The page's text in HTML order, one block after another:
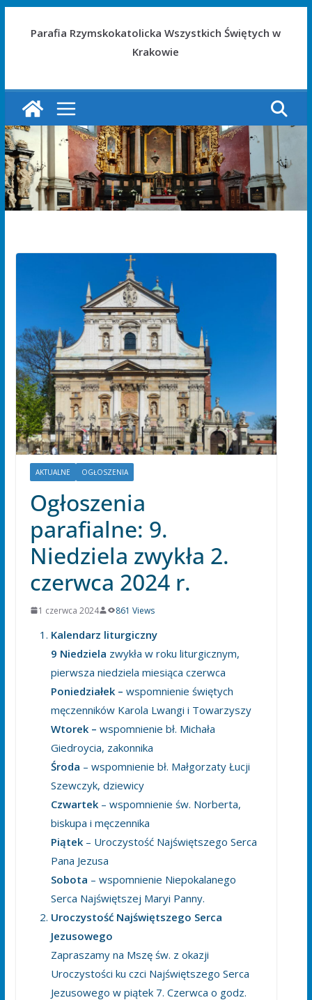
Parafia Rzymskokatolicka Wszystkich Świętych w
Krakowie
AKTUALNE OGŁOSZENIA
Ogłoszenia
parafialne: 9.
Niedziela zwykła 2.
czerwca 2024 r.
1 czerwca 2024 861 Views
Kalendarz liturgiczny
9 Niedziela zwykła w roku liturgicznym,
pierwsza niedziela miesiąca czerwca
Poniedziałek – wspomnienie świętych
męczenników Karola Lwangi i Towarzyszy
Wtorek – wspomnienie bł. Michała
Giedroycia, zakonnika
Środa – wspomnienie bł. Małgorzaty Łucji
Szewczyk, dziewicy
Czwartek – wspomnienie św. Norberta,
biskupa i męczennika
Piątek– Uroczystość Najświętszego Serca
Pana Jezusa
Sobota – wspomnienie Niepokalanego
Serca Najświętszej Maryi Panny.
Uroczystość Najświętszego Serca
Jezusowego
Zapraszamy na Mszę św. z okazji
Uroczystości ku czci Najświętszego Serca
Jezusowego w piątek 7. Czerwca o godz.